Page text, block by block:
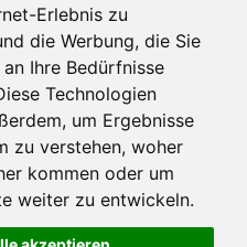
Erlebnis zu
die Werbung, die Sie
Ihre Bedürfnisse
Technologien
um Ergebnisse
zu verstehen, woher
kommen oder um
weiter zu entwickeln.